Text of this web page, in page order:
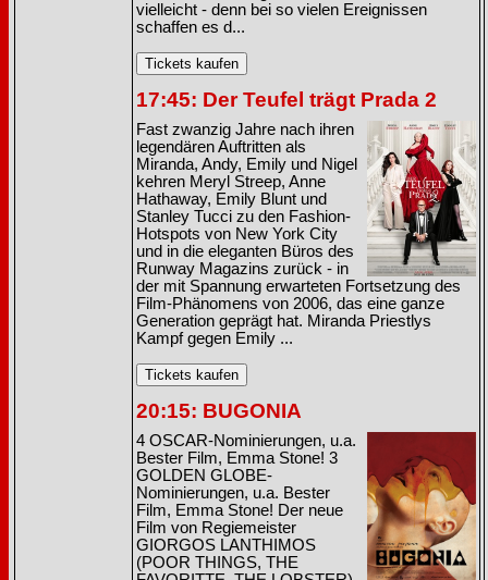
vielleicht - denn bei so vielen Ereignissen
schaffen es d...
17:45: Der Teufel trägt Prada 2
Fast zwanzig Jahre nach ihren
legendären Auftritten als
Miranda, Andy, Emily und Nigel
kehren Meryl Streep, Anne
Hathaway, Emily Blunt und
Stanley Tucci zu den Fashion-
Hotspots von New York City
und in die eleganten Büros des
Runway Magazins zurück - in
der mit Spannung erwarteten Fortsetzung des
Film-Phänomens von 2006, das eine ganze
Generation geprägt hat. Miranda Priestlys
Kampf gegen Emily ...
20:15: BUGONIA
4 OSCAR-Nominierungen, u.a.
Bester Film, Emma Stone! 3
GOLDEN GLOBE-
Nominierungen, u.a. Bester
Film, Emma Stone! Der neue
Film von Regiemeister
GIORGOS LANTHIMOS
(POOR THINGS, THE